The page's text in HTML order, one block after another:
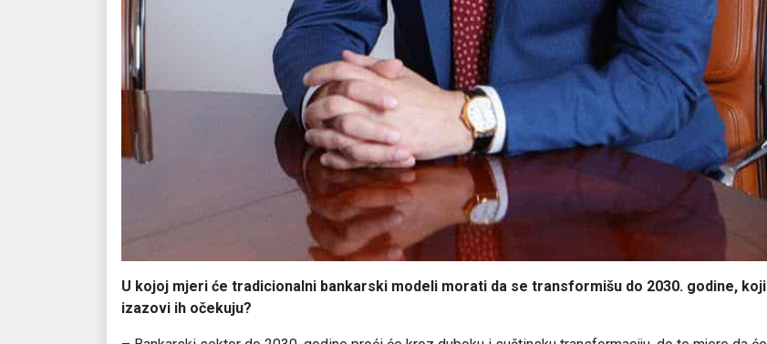
U kojoj mjeri će tradicionalni bankarski modeli morati da se transformišu do 2030. godine, koji
izazovi ih očekuju?